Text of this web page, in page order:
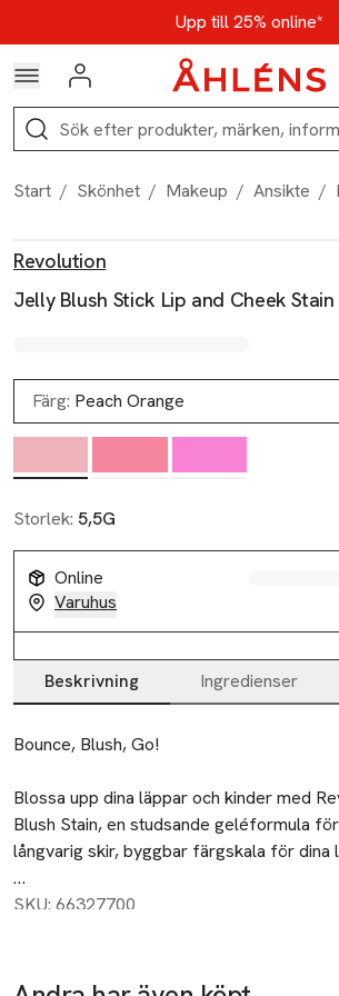
Hoppa till navigationsmenynUpp till 25% online*
Kod: AUG25 - Shoppa nu
Logga in
Sök
Start / Skönhet / Makeup / Ansikte /
Revolution
Jelly Blush Stick Lip and Cheek Stain
Färg: Peach Orange
Storlek: 5,5G
Online
Varuhus
Beskrivning Ingredienser
Beskrivning
Bounce, Blush, Go!
Blossa upp dina läppar och kinder med
Blush Stain, en studsande geléformula
långvarig skir, byggbar färgskala för dina
Därför älskar vi det:
- Återfuktande hudvänliga ingredienser –
SKU: 66327700